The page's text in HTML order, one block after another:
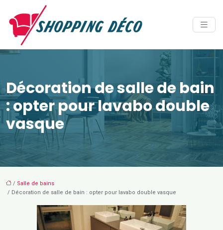
Décoration de salle de bain
: opter pour lavabo double
vasque
/ Salle de bains
/ Décoration de salle de bain : opter pour lavabo double vasque